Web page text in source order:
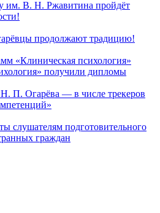
им. В. Н. Ржавитина пройдёт
продолжают традицию!
«Клиническая психология»
получили дипломы
П. Огарёва — в числе трекеров
слушателям подготовительного
граждан